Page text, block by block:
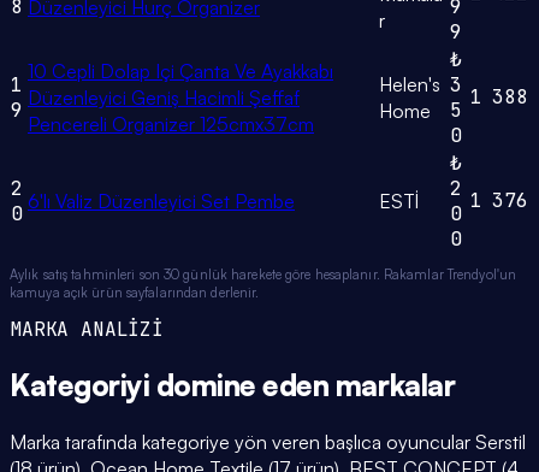
8 Düzenleyici Hurç Organizer
r
9
9
1
9
10 Cepli Dolap Içi Çanta Ve Ayakkabı
Düzenleyici Geniş Hacimli Şeffaf
Pencereli Organizer 125cmx37cm
Helen's
Home
₺
3
5
0
1 388
2
0 6'lı Valiz Düzenleyici Set Pembe ESTİ
₺
2
0
0
1 376
Aylık satış tahminleri son 30 günlük harekete göre hesaplanır. Rakamlar Trendyol'un
kamuya açık ürün sayfalarından derlenir.
MARKA ANALİZİ
Kategoriyi domine eden markalar
Marka tarafında kategoriye yön veren başlıca oyuncular Serstil